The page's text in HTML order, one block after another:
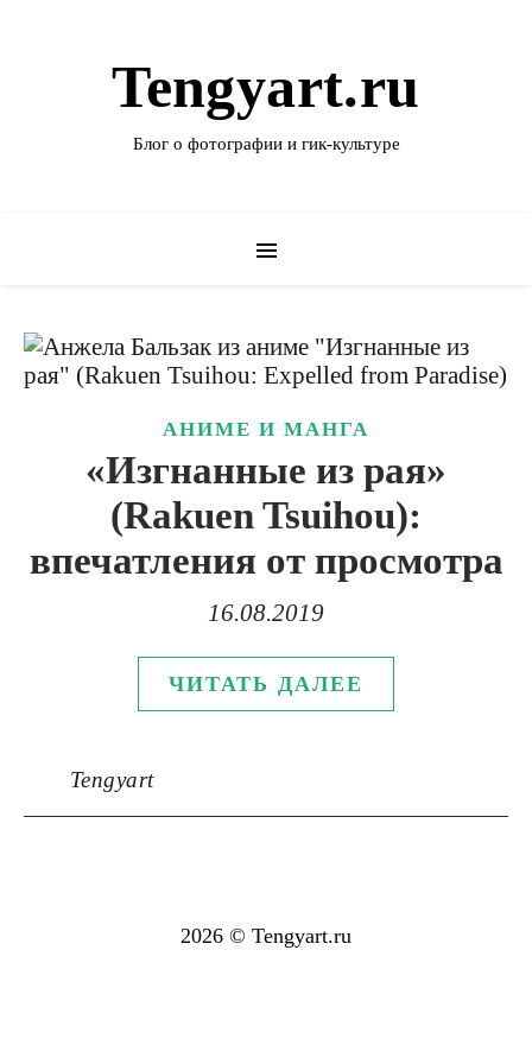
Tengyart.ru
Блог о фотографии и гик-культуре
АНИМЕ И МАНГА
«Изгнанные из рая»
(Rakuen Tsuihou):
впечатления от просмотра
16.08.2019
ЧИТАТЬ ДАЛЕЕ
Tengyart
2026 © Tengyart.ru